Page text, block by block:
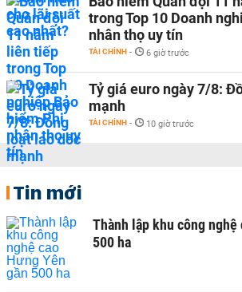
trong Top 10 Doanh
nhân thọ uy tín
TÀI CHÍNH - 6 giờ trước
Tỷ giá euro ngày 7/8:
mạnh
TÀI CHÍNH - 10 giờ trước
Tin mới
Thành lập khu công nghệ
500 ha